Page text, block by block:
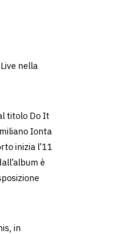
nella
titolo Do It
Ionta
inizia l’11
è
in